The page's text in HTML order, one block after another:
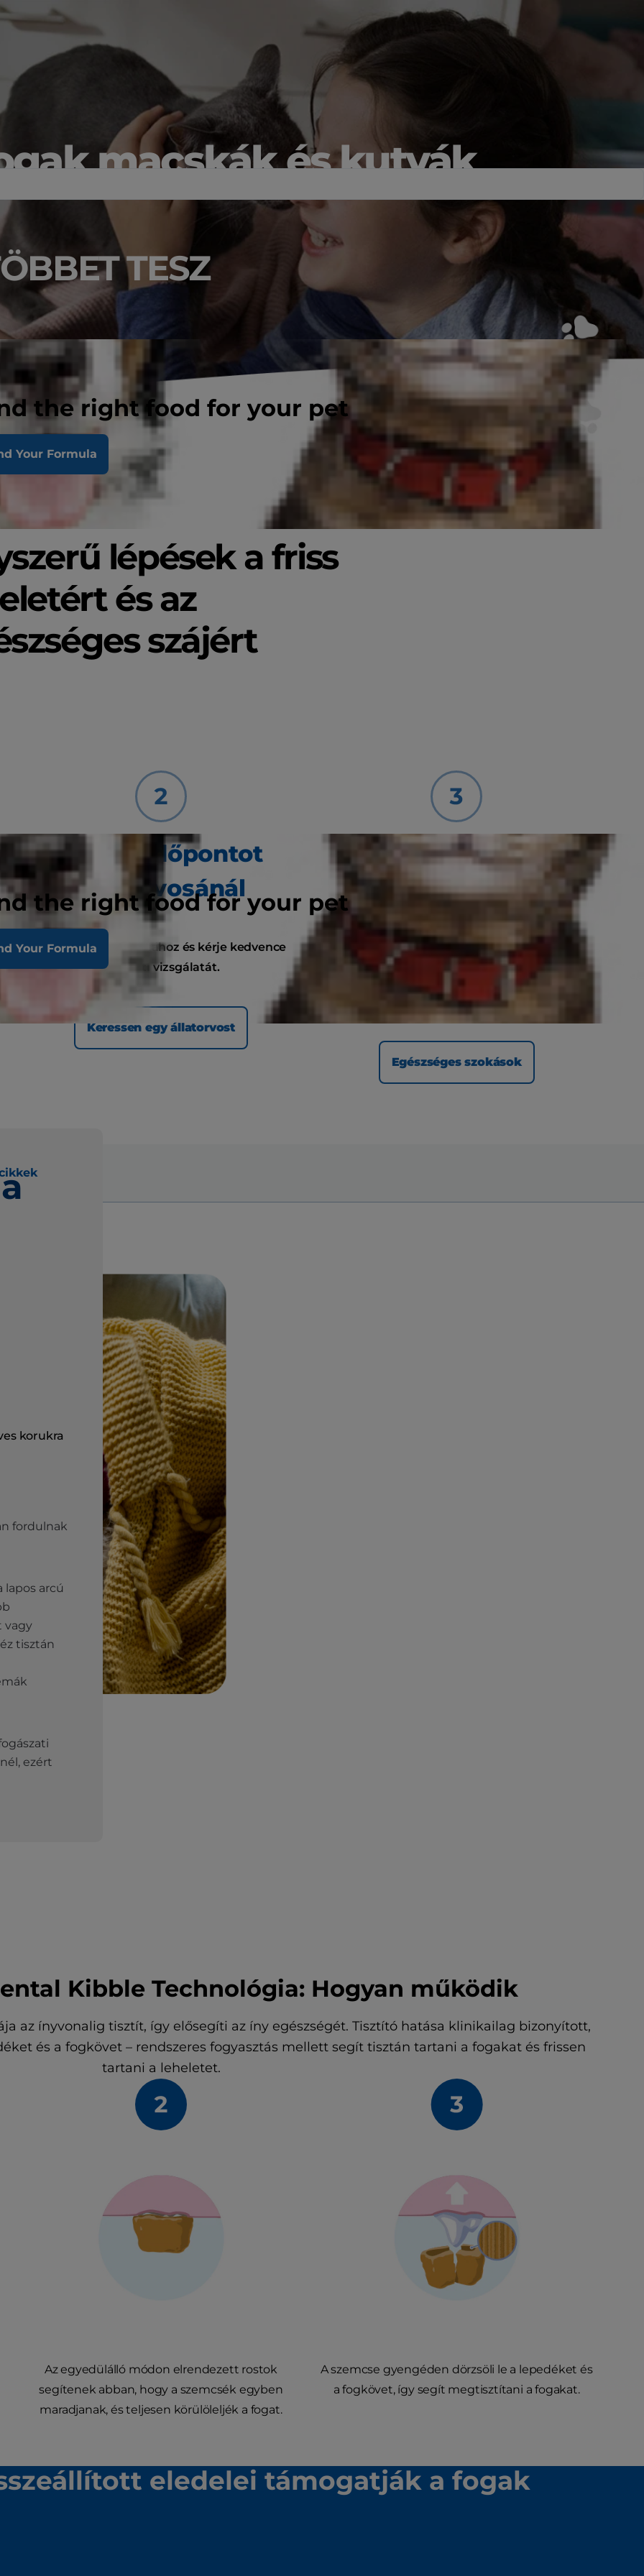
the right food for your pet
Your Formula
the right food for your pet
Your Formula
macskák és kutyák
TESZ
lépések a friss
és az
szájért
Kérjen időpontot
állatorvosánál
Forduljon állatorvosához és kérje kedvence
fogászati vizsgálatát.
Keressen egy állatorvost
Alakítson ki
egészséges
szokásokat
A jó szájhigiénia az egészséges szokások
kialakításánál kezdődik.
Egészséges szokások
korukra
fordulnak
arcú
vagy
tisztán
ezért
Kibble Technológia: Hogyan működik
az ínyvonalig tisztít, így elősegíti az íny egészségét. Tisztító hatása klinikailag bizonyított,
és a fogkövet – rendszeres fogyasztás mellett segít tisztán tartani a fogakat és frissen
tartani a leheletet.
Az egyedülálló módon elrendezett rostok
segítenek abban, hogy a szemcsék egyben
maradjanak, és teljesen körülöleljék a fogat.
A szemcse gyengéden dörzsöli le a lepedéket és
a fogkövet, így segít megtisztítani a fogakat.
eledelei támogatják a fogak